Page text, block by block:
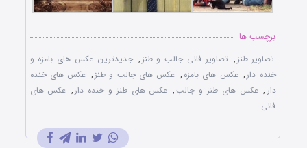
برچسب ها
تصاویر طنز , تصاویر فانی جالب و طنز , جدیدترین عکس های بامزه و
خنده دار , عکس های بامزه , عکس های جالب و طنز , عکس های خنده
دار , عکس های طنز و جالب, عکس های طنز و خنده دار , عکس های
فانی